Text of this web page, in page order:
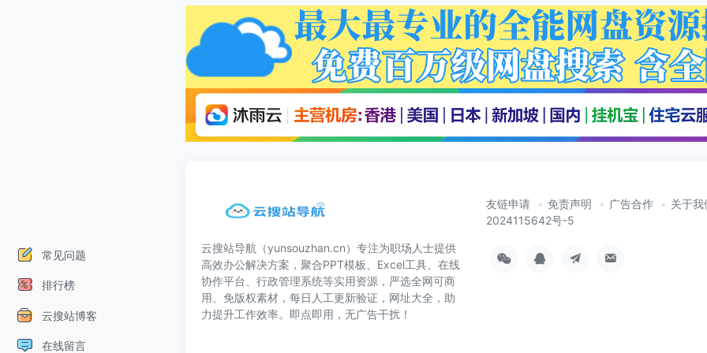
常见问题
排行榜
云搜站博客
在线留言
云搜站导航（yunsouzhan.cn）专注为职场人士提供
高效办公解决方案，聚合PPT模板、Excel工具、在线
协作平台、行政管理系统等实用资源，严选全网可商
用、免版权素材，每日人工更新验证，网址大全，助
力提升工作效率。即点即用，无广告干扰！
友链申请 免责声明 广告合作
关于我
2024115642号-5